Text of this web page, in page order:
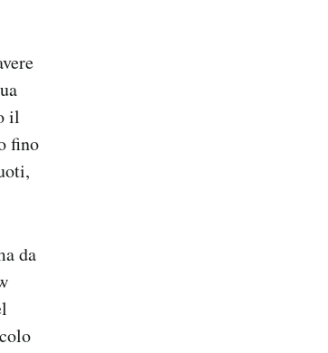
il
fino
da